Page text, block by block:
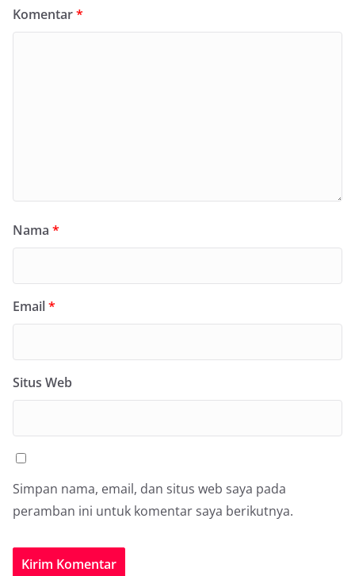
Komentar*
Nama *
Email*
Situs Web
Simpan nama, email, dan situs web saya pada
peramban ini untuk komentar saya berikutnya.